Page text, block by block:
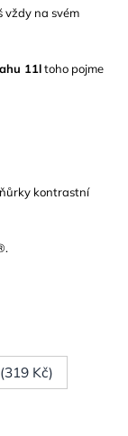
vždy na svém
11ltoho pojme
kontrastní
Kč)